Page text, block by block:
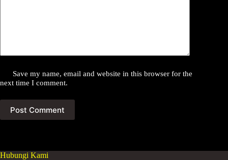
Save my name, email and website in this browser for the
next time I comment.
Post Comment
Hubungi Kami